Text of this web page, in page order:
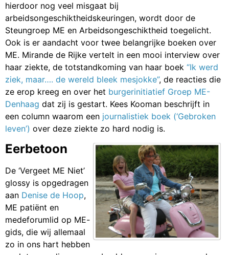
hierdoor nog veel misgaat bij
arbeidsongeschiktheidskeuringen, wordt door de
Steungroep ME en Arbeidsongeschiktheid toegelicht.
Ook is er aandacht voor twee belangrijke boeken over
ME. Mirande de Rijke vertelt in een mooi interview over
haar ziekte, de totstandkoming van haar boek “Ik werd
ziek, maar…. de wereld bleek mesjokke”, de reacties die
ze erop kreeg en over het burgerinitiatief Groep ME-
Denhaag dat zij is gestart. Kees Kooman beschrijft in
een column waarom een journalistiek boek (‘Gebroken
leven’) over deze ziekte zo hard nodig is.
Eerbetoon
De ‘Vergeet ME Niet’
glossy is opgedragen
aan Denise de Hoop,
ME patiënt en
medeforumlid op ME-
gids, die wij allemaal
zo in ons hart hebben